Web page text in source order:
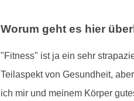
Worum geht es hier
"Fitness" ist ja ein sehr
Teilaspekt von Gesundheit,
ich mir und meinem Körper